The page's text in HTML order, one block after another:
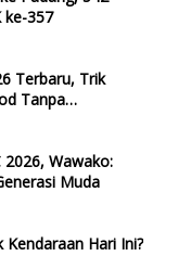
ke-357
Terbaru, Trik
Tanpa
2026, Wawako:
Muda
Hari Ini?